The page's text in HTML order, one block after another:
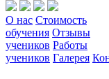
О нас Стоимость
обучения Отзывы
учеников Работы
учеников Галерея